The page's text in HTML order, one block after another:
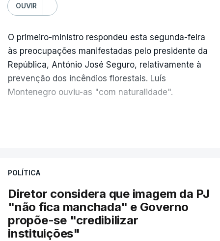
OUVIR
O primeiro-ministro respondeu esta segunda-feira
às preocupações manifestadas pelo presidente da
República, António José Seguro, relativamente à
prevenção dos incêndios florestais. Luís
Montenegro ouviu-as "com naturalidade".
próprios um esforço muito grande nesta altura
para podermos atuar na prevenção e no
combate aos incêndios
", afirmou Luís
Montenegro em Fafe, à margem da inauguração de
uma Loja do Cidadão.
POLÍTICA
Diretor considera que imagem da PJ
"não fica manchada" e Governo
propõe-se "credibilizar
instituições"